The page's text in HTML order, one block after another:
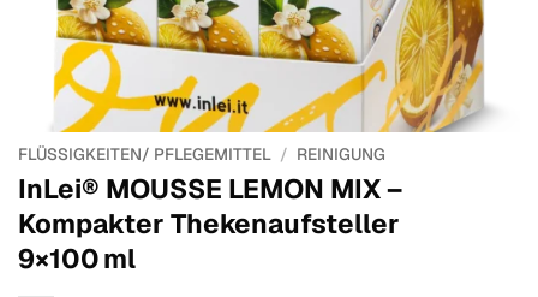
FLÜSSIGKEITEN/ PFLEGEMITTEL / REINIGUNG
InLei® MOUSSE LEMON MIX –
Kompakter Thekenaufsteller
9×100 ml